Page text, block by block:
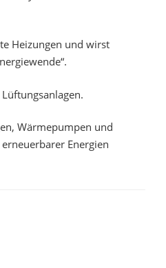
Heizungen und wirst
Wärmepumpen und
Energien